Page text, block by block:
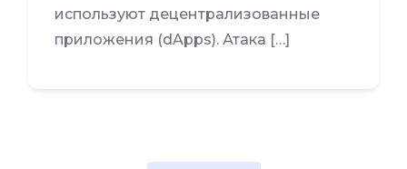
используют децентрализованные
приложения (dApps). Атака […]